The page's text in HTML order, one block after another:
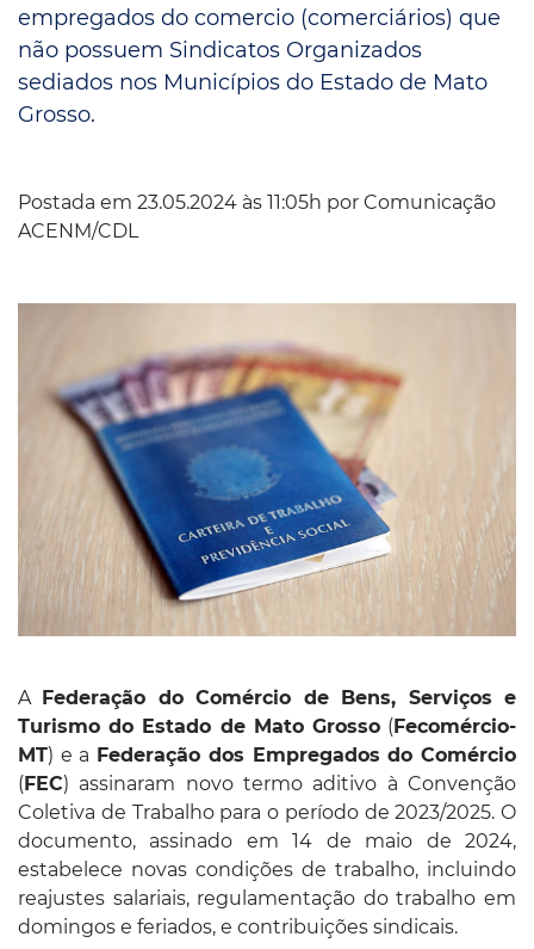
empregados do comercio (comerciários) que
não possuem Sindicatos Organizados
sediados nos Municípios do Estado de Mato
Grosso.
Postada em 23.05.2024 às 11:05h por Comunicação
ACENM/CDL
A Federação do Comércio de Bens, Serviços e
Turismo do Estado de Mato Grosso(Fecomércio-
MT) e a Federação dos Empregados do Comércio
(FEC) assinaram novo termo aditivo à Convenção
Coletiva de Trabalho para o período de 2023/2025. O
documento, assinado em 14 de maio de 2024,
estabelece novas condições de trabalho, incluindo
reajustes salariais, regulamentação do trabalho em
domingos e feriados, e contribuições sindicais.